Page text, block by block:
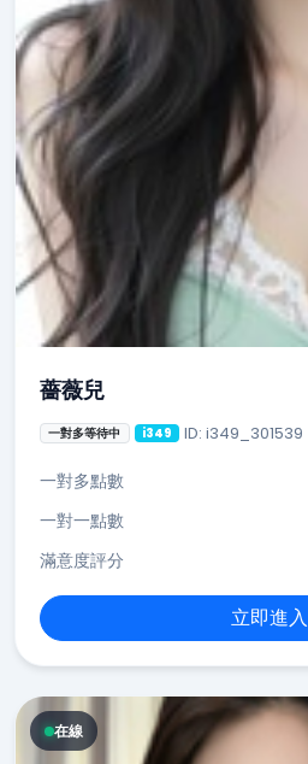
薔薇兒
一對多等待中 i349 ID: i349_301539
一對多點數
一對一點數
滿意度評分
立即進入
在線